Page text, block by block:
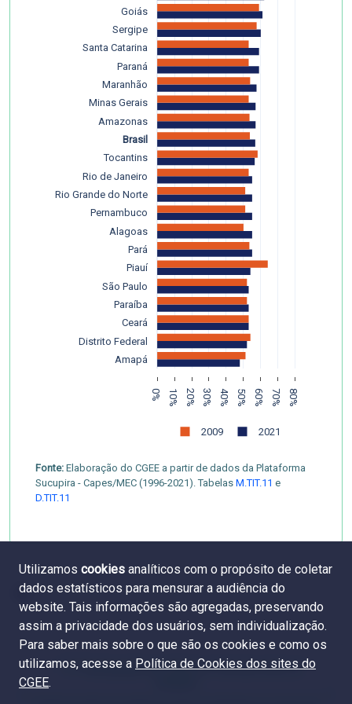
0% 10% 20% 30% 40% 50% 60% 70% 80%
Amapá
Distrito Federal
Ceará
Paraíba
São Paulo
Piauí
Pará
Alagoas
Pernambuco
Rio Grande do Norte
Rio de Janeiro
Tocantins
Brasil
Amazonas
Minas Gerais
Maranhão
Paraná
Santa Catarina
Sergipe
Goiás
2009 2021
Fonte: Elaboração do CGEE a partir de dados da Plataforma
Sucupira - Capes/MEC (1996-2021). Tabelas M.TIT.11 e
D.TIT.11
5.1 Participação de mulheres e homens entre os
Utilizamos cookies analíticos com o propósito de coletar
dados estatísticos para mensurar a audiência do
website. Tais informações são agregadas, preservando
assim a privacidade dos usuários, sem individualização.
Para saber mais sobre o que são os cookies e como os
utilizamos, acesse a Política de Cookies dos sites do
CGEE.